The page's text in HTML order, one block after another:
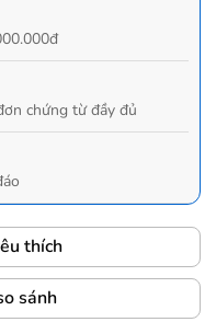
chứng từ đầy đủ
thích
sánh